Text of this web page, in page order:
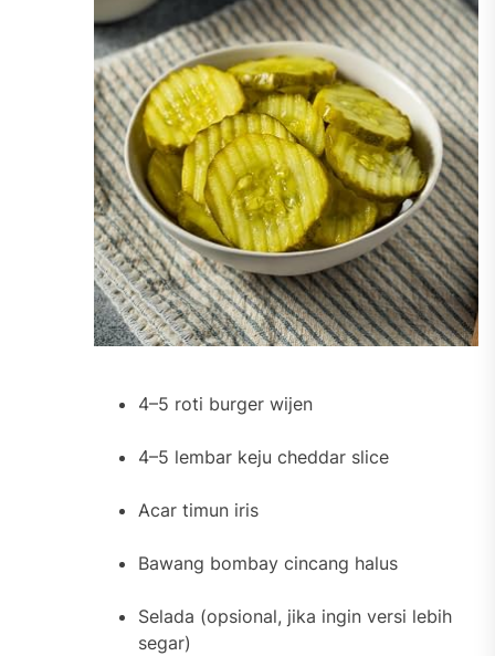
4–5 roti burger wijen
4–5 lembar keju cheddar slice
Acar timun iris
Bawang bombay cincang halus
Selada (opsional, jika ingin versi lebih
segar)